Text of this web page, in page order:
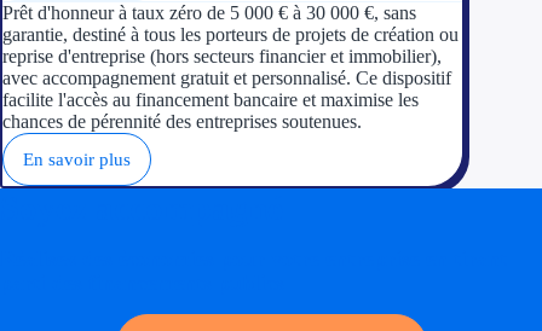
Prêt d'honneur à taux zéro de 5 000 € à 30 000 €, sans
garantie, destiné à tous les porteurs de projets de création ou
reprise d'entreprise (hors secteurs financier et immobilier),
avec accompagnement gratuit et personnalisé. Ce dispositif
facilite l'accès au financement bancaire et maximise les
chances de pérennité des entreprises soutenues.
En savoir plus